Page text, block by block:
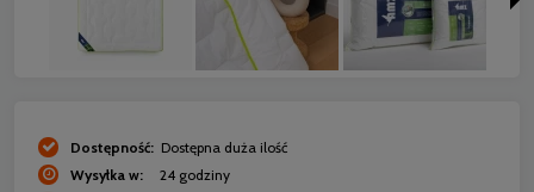
Dostępność: Dostępna duża ilość
Wysyłka w:
24 godziny